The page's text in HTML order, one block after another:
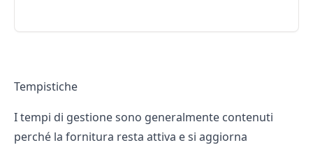
Tempistiche
I tempi di gestione sono generalmente contenuti
perché la fornitura resta attiva e si aggiorna